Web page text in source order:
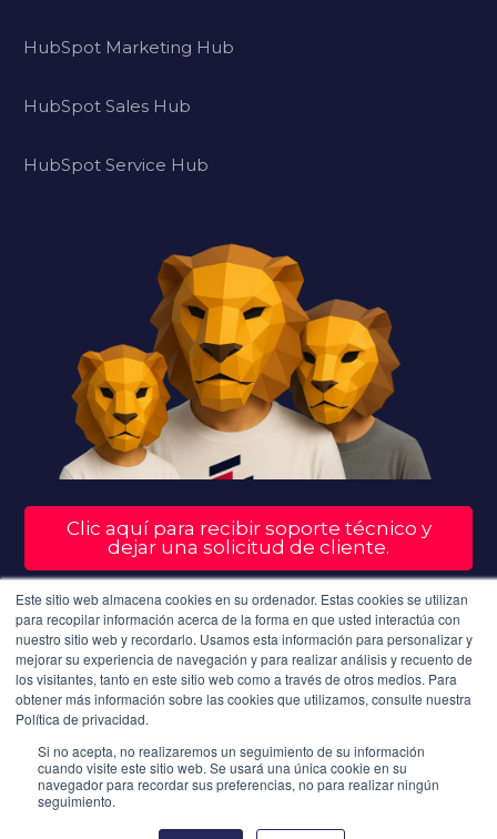
Este sitio web almacena cookies en su ordenador. Estas cookies se utilizan
para recopilar información acerca de la forma en que usted interactúa con
nuestro sitio web y recordarlo. Usamos esta información para personalizar y
mejorar su experiencia de navegación y para realizar análisis y recuento de
los visitantes, tanto en este sitio web como a través de otros medios. Para
obtener más información sobre las cookies que utilizamos, consulte nuestra
Política de privacidad.
Si no acepta, no realizaremos un seguimiento de su información
cuando visite este sitio web. Se usará una única cookie en su
navegador para recordar sus preferencias, no para realizar ningún
seguimiento.
HubSpot Marketing Hub
HubSpot Sales Hub
HubSpot Service Hub
Clic aquí para recibir soporte técnico y
dejar una solicitud de cliente.
© Estructuramos y Ejecutamos Estrategias de
Marketing y Crecimiento para Empresas Familiares
que buscan adaptarse al mundo digital y
proteger su legado.
2016 - 2025
Legal Notice|Privacy Policy|Site Map